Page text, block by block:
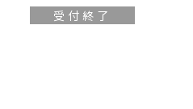
受付終了